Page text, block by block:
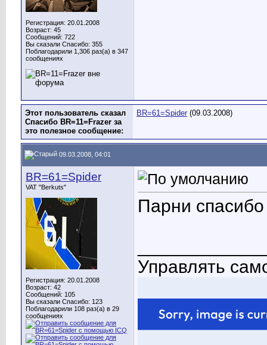
Регистрация: 20.01.2008
Возраст: 45
Сообщений: 722
Вы сказали Спасибо: 355
Поблагодарили 1,306 раз(а) в 347
сообщениях
Этот пользователь сказал
Спасибо BR=11=Frazer за
это полезное сообщение:
BR=61=Spider (09.03.2008)
09.03.2008, 04:01
BR=61=Spider
VAT "Berkuts"
Регистрация: 20.01.2008
Возраст: 42
Сообщений: 105
Вы сказали Спасибо: 123
Поблагодарили 108 раз(а) в 29
сообщениях
Парни
Управлять